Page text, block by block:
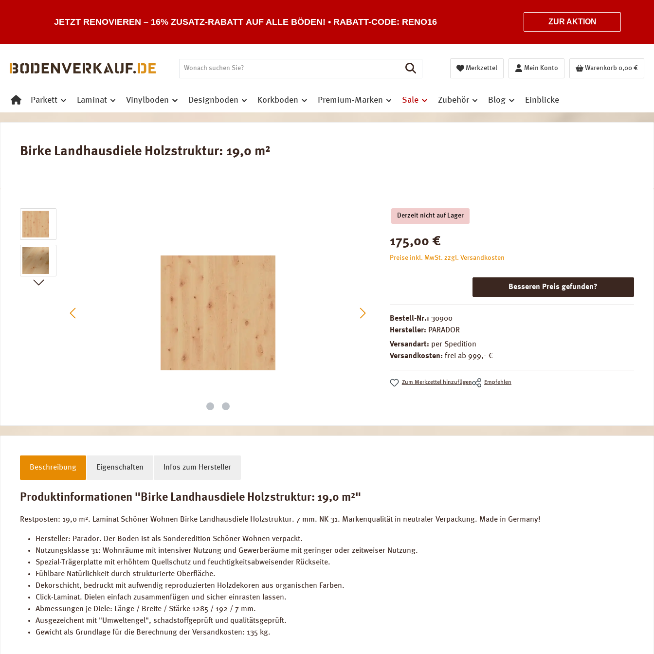
JETZT RENOVIEREN – 16% ZUSATZ-RABATT AUF ALLE BÖDEN! • RABATT-CODE: RENO16 ZUR AKTION
Merkzettel Mein Konto Warenkorb 0,00 €
Parkett Laminat Vinylboden Designboden Korkboden Premium-Marken Sale Zubehör Blog Einblicke
Birke Landhausdiele Holzstruktur: 19,0 m²
Bildergalerie überspringen Derzeit nicht auf Lager
Regulärer Preis:
175,00 €
Preise inkl. MwSt. zzgl. Versandkosten
Besseren Preis gefunden?
Bestell-Nr.: 30900
Hersteller: PARADOR
Versandart: per Spedition
Versandkosten: frei ab 999,- €
Zum Merkzettel hinzufügen Empfehlen
Beschreibung Eigenschaften Infos zum Hersteller
Produktinformationen "Birke Landhausdiele Holzstruktur: 19,0 m²"
Restposten: 19,0 m². Laminat Schöner Wohnen Birke Landhausdiele Holzstruktur. 7 mm. NK 31. Markenqualität in neutraler Verpackung. Made in Germany!
Hersteller: Parador. Der Boden ist als Sonderedition Schöner Wohnen verpackt.
Nutzungsklasse 31: Wohnräume mit intensiver Nutzung und Gewerberäume mit geringer oder zeitweiser Nutzung.
Spezial-Trägerplatte mit erhöhtem Quellschutz und feuchtigkeitsabweisender Rückseite.
Fühlbare Natürlichkeit durch strukturierte Oberfläche.
Dekorschicht, bedruckt mit aufwendig reproduzierten Holzdekoren aus organischen Farben.
Click-Laminat. Dielen einfach zusammenfügen und sicher einrasten lassen.
Abmessungen je Diele: Länge / Breite / Stärke 1285 / 192 / 7 mm.
Ausgezeichent mit "Umweltengel", schadstoffgeprüft und qualitätsgeprüft.
Gewicht als Grundlage für die Berechnung der Versandkosten: 135 kg.